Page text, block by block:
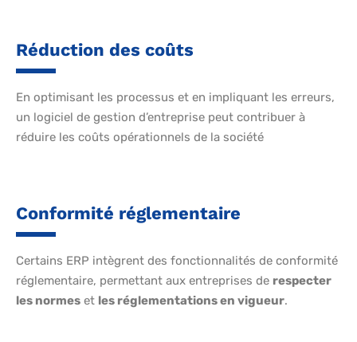
Réduction des coûts
En optimisant les processus et en impliquant les erreurs,
un logiciel de gestion d’entreprise peut contribuer à
réduire les coûts opérationnels de la société
Conformité réglementaire
Certains ERP intègrent des fonctionnalités de conformité
réglementaire, permettant aux entreprises de respecter
les normes et les réglementations en vigueur.